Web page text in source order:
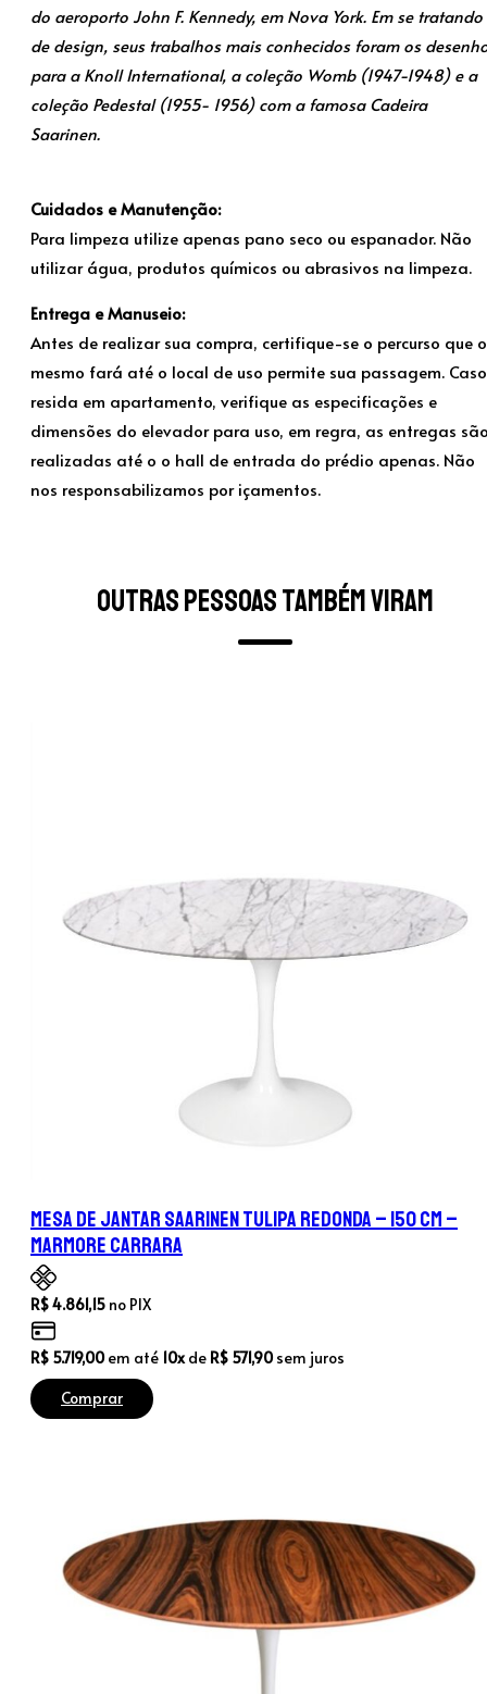
do aeroporto John F. Kennedy, em Nova York. Em se tratando
de design, seus trabalhos mais conhecidos foram os
para a Knoll International, a coleção Womb (1947-1948) e a
coleção Pedestal (1955- 1956) com a famosa Cadeira
Saarinen.
Cuidados e Manutenção:
Para limpeza utilize apenas pano seco ou espanador. Não
utilizar água, produtos químicos ou abrasivos na limpeza.
Entrega e Manuseio:
Antes de realizar sua compra, certifique-se o percurso que o
mesmo fará até o local de uso permite sua passagem. Caso
resida em apartamento, verifique as especificações e
dimensões do elevador para uso, em regra, as entregas
realizadas até o o hall de entrada do prédio apenas. Não
nos responsabilizamos por içamentos.
Outras pessoas também viram
Mesa de Jantar Saarinen Tulipa Redonda – 150 cm –
Marmore Carrara
R$4.861,15 no PIX
R$ 5.719,00em até 10xde R$ 571,90sem juros
Comprar